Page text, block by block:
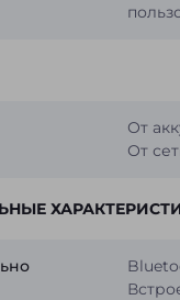
От
От